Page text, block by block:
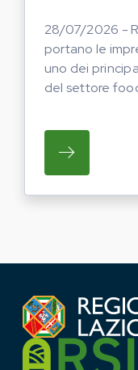
28/07/2026 -
portano le
uno dei
del settore
SU